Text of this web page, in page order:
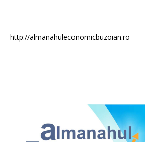
http://almanahuleconomicbuzoian.ro